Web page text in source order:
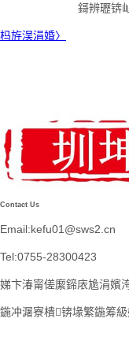
鎶辨瓑锛
杩斿洖涓婚〉
Contact Us
Email:kefu01@sws2.cn
Tel:0755-28300423
娣卞湷甯傞緳鍗庡尯涓嬪
鍦冲潳寮樻锛堟繁鍦筹